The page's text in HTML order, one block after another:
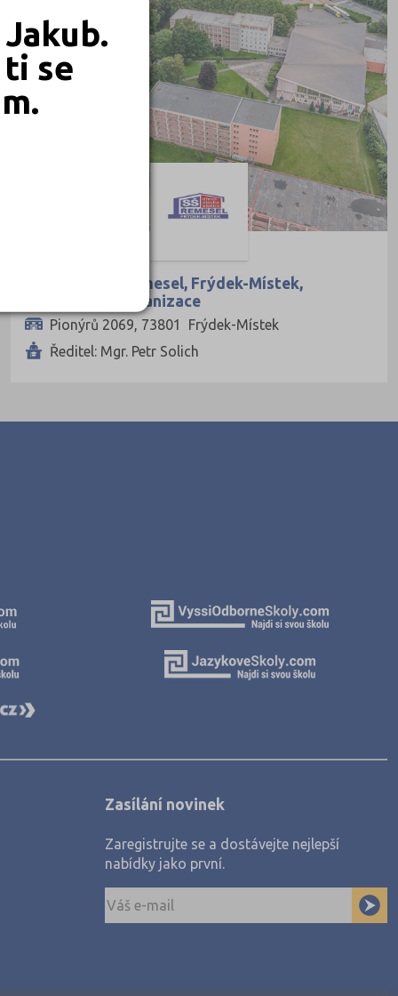
ti se
Střední škola řemesel, Frýdek-Místek,
příspěvková organizace
Pionýrů 2069, 73801 Frýdek-Místek
Ředitel: Mgr. Petr Solich
Zasílání novinek
Zaregistrujte se a dostávejte nejlepší
nabídky jako první.